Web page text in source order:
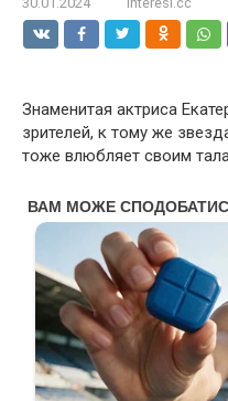
Знаменитая актриса
зрителей, к тому же
тоже влюбляет своим